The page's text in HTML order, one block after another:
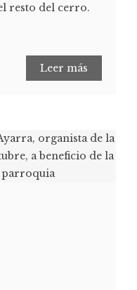
resto del cerro.
Leer más